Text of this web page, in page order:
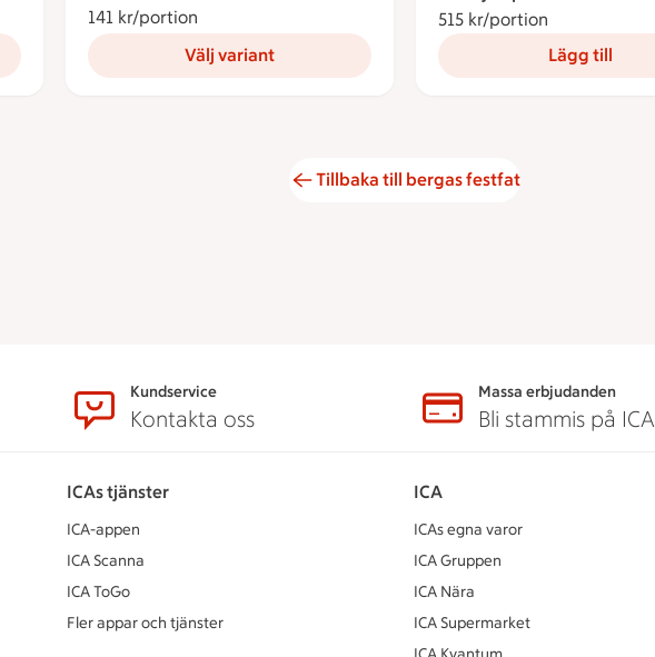
141 kr/portion
Välj variant
515 kr/portion
Lägg till
Tillbaka till bergas festfat
Kundservice
Kontakta oss
Massa erbjudanden
Bli stammis på ICA
ICAs tjänster
ICA-appen
ICA Scanna
ICA ToGo
Fler appar och tjänster
ICA
ICAs egna varor
ICA Gruppen
ICA Nära
ICA Supermarket